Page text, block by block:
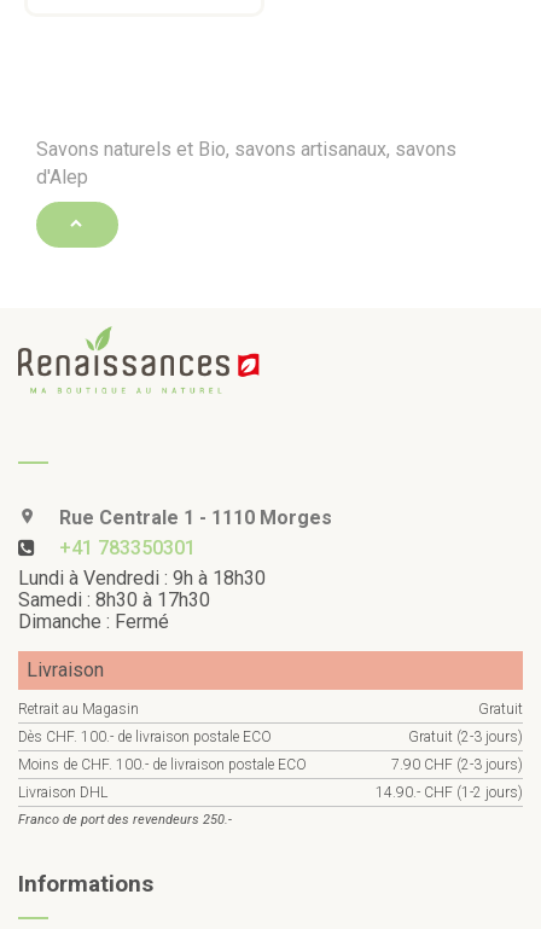
Savons naturels et Bio, savons artisanaux, savons
d'Alep
Rue Centrale 1 - 1110 Morges
+41 783350301
Lundi à Vendredi : 9h à 18h30
Samedi : 8h30 à 17h30
Dimanche : Fermé
Livraison
Retrait au Magasin
Gratuit
Dès CHF. 100.- de livraison postale ECO
Gratuit (2-3 jours)
Moins de CHF. 100.- de livraison postale ECO
7.90 CHF (2-3 jours)
Livraison DHL
14.90.- CHF (1-2 jours)
Franco de port des revendeurs 250.-
Informations